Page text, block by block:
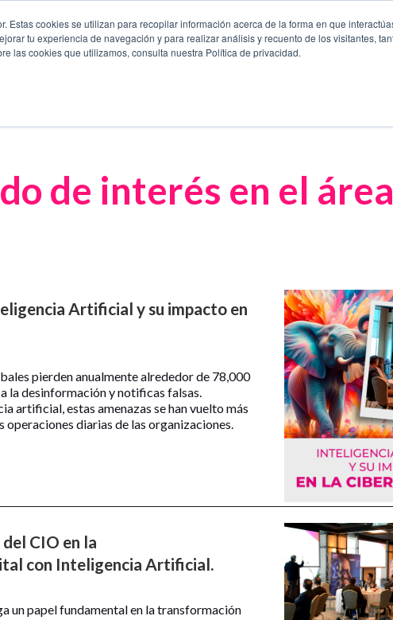
Estas cookies se utilizan para recopilar información acerca de la forma en que
tu experiencia de navegación y para realizar análisis y recuento de los visitantes,
las cookies que utilizamos, consulta nuestra Política de privacidad.
y Certificación Eficiencia Operativa Continuidad y
de interés en el
Artificial y su impacto en
pierden anualmente alrededor de 78,000
la desinformación y notificas falsas.
artificial, estas amenazas se han vuelto más
operaciones diarias de las organizaciones.
CIO en la
con Inteligencia Artificial.
un papel fundamental en la transformación